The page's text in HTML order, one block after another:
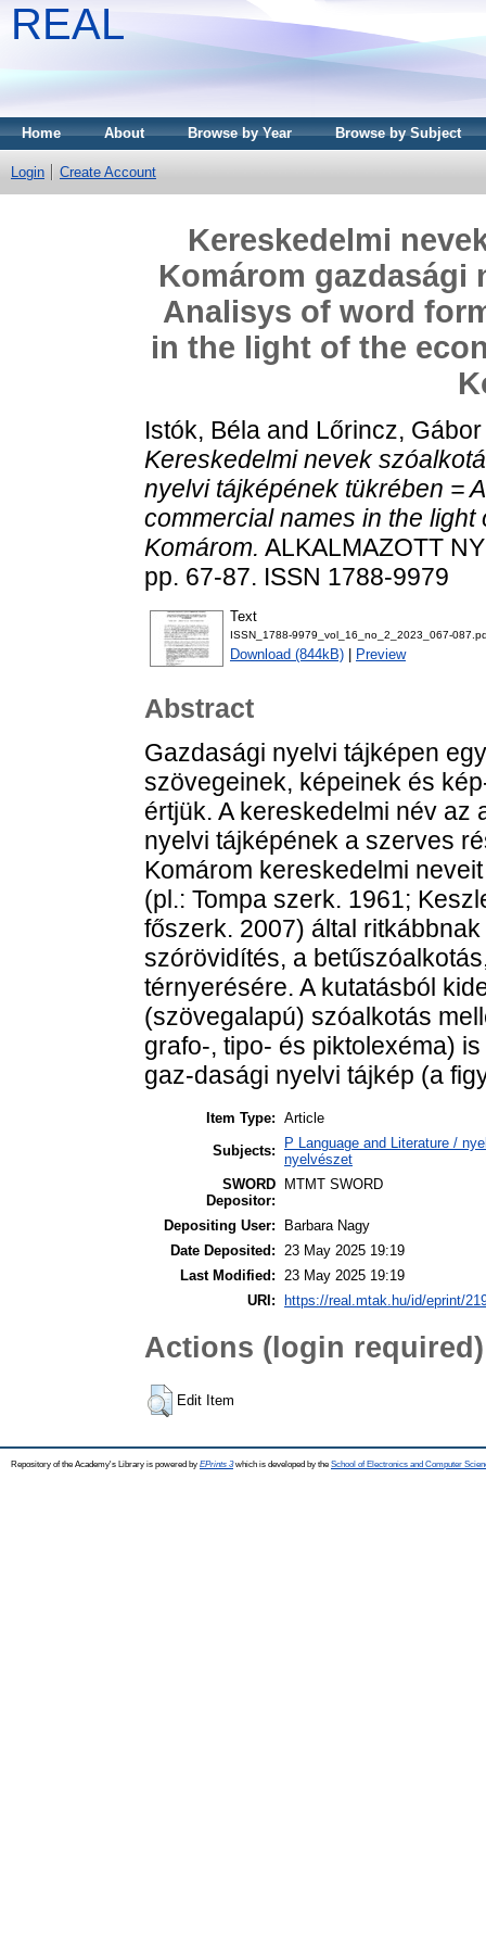
REAL
Home About Browse by Year Browse by Subject
Login Create Account
Kereskedelmi
Komárom gazdasági
Analisys of word
in the light of the
Istók, Béla and Lőrincz, Gábor
Kereskedelmi nevek
nyelvi tájképének tükrében =
commercial names in the
Komárom. ALKALMAZOTT
pp. 67-87. ISSN 1788-9979
Text
ISSN_1788-9979_vol_16_no_2_2023_067-
Download (844kB) Preview
Abstract
Gazdasági nyelvi tájképen
szövegeinek, képeinek és
értjük. A kereskedelmi név
nyelvi tájképének a szerves
Komárom kereskedelmi
(pl.: Tompa szerk. 1961;
főszerk. 2007) által
szórövidítés, a
térnyerésére. A kutatásból
(szövegalapú) szóalkotás
grafo-, tipo- és piktolexéma)
gaz-dasági nyelvi tájkép (a
Item Type: Article
Subjects:
P Language and Literature /
nyelvészet
SWORD
Depositor:
MTMT SWORD
Depositing User:
Barbara Nagy
Date Deposited:
23 May 2025 19:19
Last Modified:
23 May 2025 19:19
URI: https://real.mtak.hu/id/eprint/
Actions (login required)
Edit Item
Repository of the Academy's Library is powered by EPrints 3which is developed by the School of Electronics and Computer